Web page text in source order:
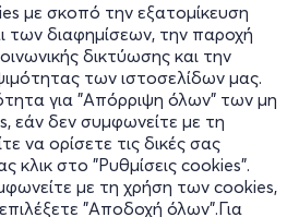
με σκοπό την εξατομίκευση
των διαφημίσεων, την παροχή
δικτύωσης και την
των ιστοσελίδων μας.
για "Απόρριψη όλων" των μη
εάν δεν συμφωνείτε με τη
να ορίσετε τις δικές σας
κλικ στο "Ρυθμίσεις cookies".
με τη χρήση των cookies,
"Αποδοχή όλων".Για